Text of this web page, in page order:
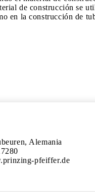
de construcción se
en la construcción de
Alemania
pfeiffer.de